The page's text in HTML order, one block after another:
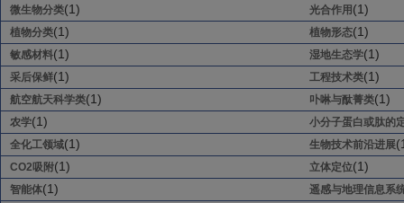
微生物分类(1) 光合作用 (1)
植物分类(1) 植物形态(1)
敏感材料(1) 湿地生态学(1)
采后保鲜(1) 工程技术类(1)
航空航天科学类(1) 卟啉与酞菁类(1)
农学(1)
小分子蛋白或肽的
全化工领域(1) 生物技术前沿进展
CO2吸附(1) 立体定位(1)
智能体(1)
遥感与地理信息系